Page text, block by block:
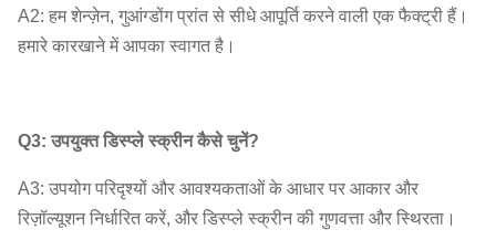
A2: हम शेन्ज़ेन, गुआंग्डोंग प्रांत से सीधे आपूर्ति करने वाली एक फैक्ट्री हैं।
हमारे कारखाने में आपका स्वागत है।
Q3: उपयुक्त डिस्प्ले स्क्रीन कैसे चुनें?
A3: उपयोग परिदृश्यों और आवश्यकताओं के आधार पर आकार और
रिज़ॉल्यूशन निर्धारित करें, और डिस्प्ले स्क्रीन की गुणवत्ता और स्थिरता।